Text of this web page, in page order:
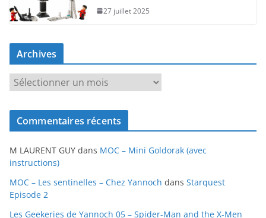
27 juillet 2025
Archives
r
c
v
e
s
Commentaires récents
M LAURENT GUY dans MOC – Mini Goldorak (avec
instructions)
MOC – Les sentinelles – Chez Yannoch dans Starquest
Episode 2
Les Geekeries de Yannoch 05 – Spider-Man and the X-Men